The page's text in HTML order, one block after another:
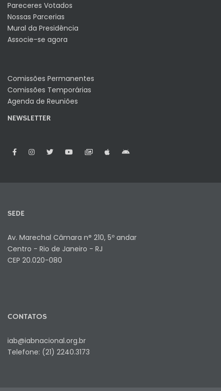
Pareceres Votados
Nossas Parcerias
Mural da Presidência
Associe-se agora
Comissões Permanentes
Comissões Temporárias
Agenda de Reuniões
NEWSLETTER
SEDE
Av. Marechal Câmara n° 210, 5º andar
Centro - Rio de Janeiro - RJ
CEP 20.020-080
CONTATOS
iab@iabnacional.org.br
Telefone: (21) 2240.3173